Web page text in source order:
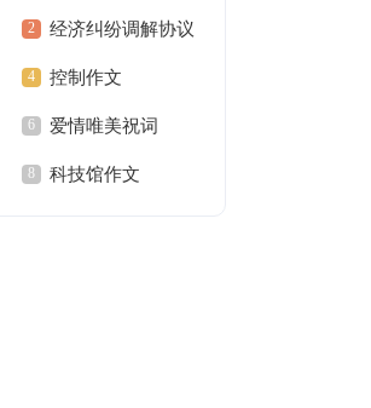
经济纠纷调解协议
书 控制作文
爱情唯美祝词
科技馆作文